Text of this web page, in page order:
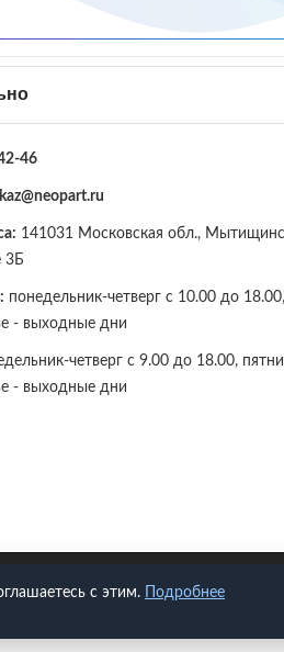
46
141031 Московская обл.,
3Б
понедельник-четверг с 10.00 до
- выходные дни
четверг с 9.00 до 18.00,
- выходные дни
с этим. Подробнее